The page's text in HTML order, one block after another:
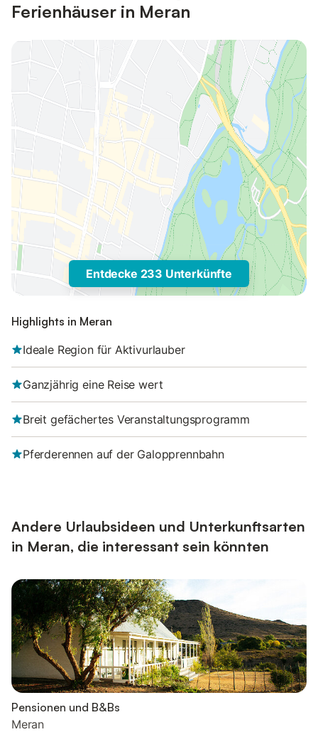
Ferienhäuser in Meran
Entdecke 233 Unterkünfte
Highlights in Meran
Ideale Region für Aktivurlauber
Ganzjährig eine Reise wert
Breit gefächertes Veranstaltungsprogramm
Pferderennen auf der Galopprennbahn
Andere Urlaubsideen und Unterkunftsarten
in Meran, die interessant sein könnten
Pensionen und B&Bs
Meran